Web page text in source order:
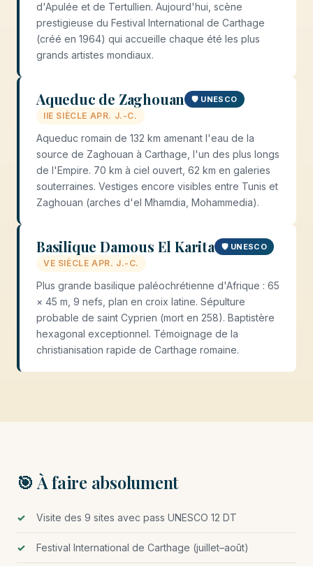
d'Apulée et de Tertullien. Aujourd'hui, scène
prestigieuse du Festival International de Carthage
(créé en 1964) qui accueille chaque été les plus
grands artistes mondiaux.
Aqueduc de Zaghouan 🛡️ UNESCO
IIE SIÈCLE APR. J.-C.
Aqueduc romain de 132 km amenant l'eau de la
source de Zaghouan à Carthage, l'un des plus longs
de l'Empire. 70 km à ciel ouvert, 62 km en galeries
souterraines. Vestiges encore visibles entre Tunis et
Zaghouan (arches d'el Mhamdia, Mohammedia).
Basilique Damous El Karita 🛡️ UNESCO
VE SIÈCLE APR. J.-C.
Plus grande basilique paléochrétienne d'Afrique : 65
× 45 m, 9 nefs, plan en croix latine. Sépulture
probable de saint Cyprien (mort en 258). Baptistère
hexagonal exceptionnel. Témoignage de la
christianisation rapide de Carthage romaine.
🎯 À faire absolument
Visite des 9 sites avec pass UNESCO 12 DT
Festival International de Carthage (juillet–août)